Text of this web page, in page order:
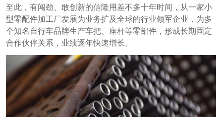
至此，有闯劲、敢创新的信隆用差不多十年时间，从一家小
型零配件加工厂发展为业务扩及全球的行业领军企业，为多
个知名自行车品牌生产车把、座杆等零部件，形成长期固定
合作伙伴关系，业绩逐年快速增长。